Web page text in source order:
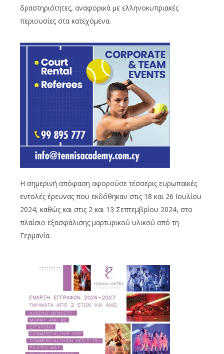
δραστηριότητες, αναφορικά με ελληνοκυπριακές
περιουσίες στα κατεχόμενα.
Η σημερινή απόφαση αφορούσε τέσσερις ευρωπαϊκές
εντολές έρευνας που εκδόθηκαν στις 18 και 26 Ιουλίου
2024, καθώς και στις 2 και 13 Σεπτεμβρίου 2024, στο
πλαίσιο εξασφάλισης μαρτυρικού υλικού από τη
Γερμανία.